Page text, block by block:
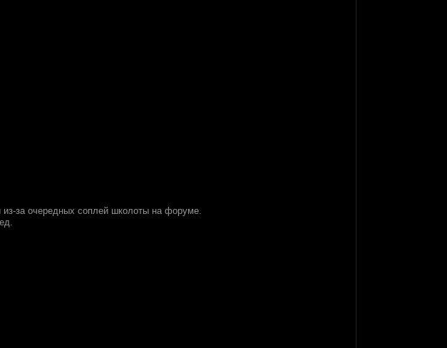
за очередных соплей школоты на форуме.